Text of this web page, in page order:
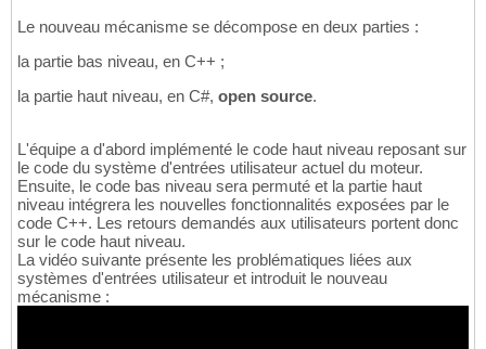
Le nouveau mécanisme se décompose en deux parties :
la partie bas niveau, en C++ ;
la partie haut niveau, en C#, open source.
L'équipe a d'abord implémenté le code haut niveau reposant sur
le code du système d'entrées utilisateur actuel du moteur.
Ensuite, le code bas niveau sera permuté et la partie haut
niveau intégrera les nouvelles fonctionnalités exposées par le
code C++. Les retours demandés aux utilisateurs portent donc
sur le code haut niveau.
La vidéo suivante présente les problématiques liées aux
systèmes d'entrées utilisateur et introduit le nouveau
mécanisme :